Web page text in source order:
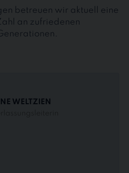
betreuen wir aktuell eine
an zufriedenen
WELTZIEN